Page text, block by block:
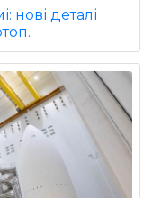
нові деталі